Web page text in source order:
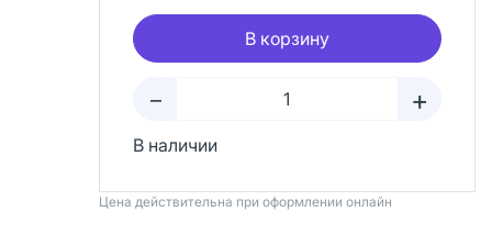
В корзину
– +
В наличии
Цена действительна при оформлении онлайн